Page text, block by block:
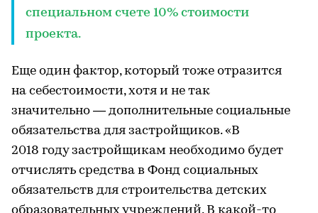
специальном счете 10% стоимости
проекта.
Еще один фактор, который тоже отразится
на себестоимости, хотя и не так
значительно — дополнительные социальные
обязательства для застройщиков. «В
2018 году застройщикам необходимо будет
отчислять средства в Фонд социальных
обязательств для строительства детских